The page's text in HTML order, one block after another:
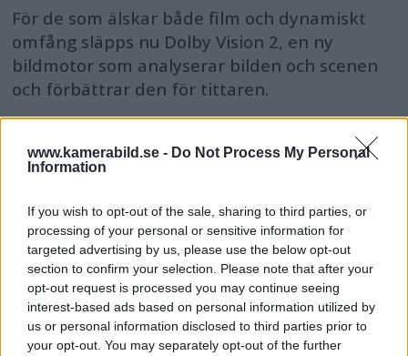
www.kamerabild.se - Do Not Process My Personal
Information
If you wish to opt-out of the sale, sharing to third parties, or
processing of your personal or sensitive information for
targeted advertising by us, please use the below opt-out
section to confirm your selection. Please note that after your
opt-out request is processed you may continue seeing
interest-based ads based on personal information utilized by
us or personal information disclosed to third parties prior to
your opt-out. You may separately opt-out of the further
För de som älskar både film och dynamiskt
omfång släpps nu Dolby Vision 2, en ny
bildmotor som analyserar bilden och scenen
och förbättrar den för tittaren.